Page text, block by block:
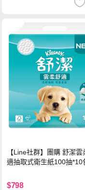
【Line社群】團購 舒潔雲
適抽取式衛生紙100抽*10
$798